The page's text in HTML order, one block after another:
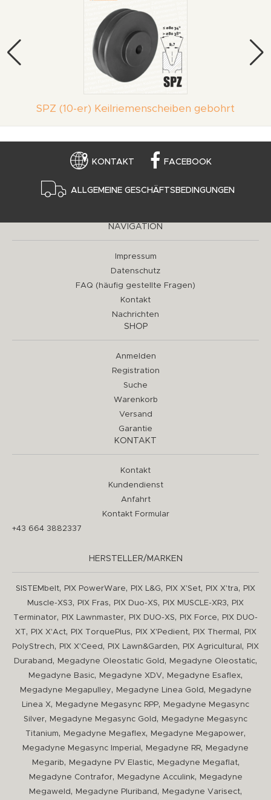
SPZ (10-er) Keilriemenscheiben gebohrt
KONTAKT FACEBOOK
ALLGEMEINE GESCHÄFTSBEDINGUNGEN
NAVIGATION
Impressum
Datenschutz
FAQ (häufig gestellte Fragen)
Kontakt
Nachrichten
SHOP
Anmelden
Registration
Suche
Warenkorb
Versand
Garantie
KONTAKT
Kontakt
Kundendienst
Anfahrt
Kontakt Formular
+43 664 3882337
HERSTELLER/MARKEN
SISTEMbelt, PIX PowerWare, PIX L&G, PIX X'Set, PIX X'tra,
PIX
Muscle-XS3, PIX Fras, PIX Duo-XS, PIX MUSCLE-XR3,
PIX
Terminator, PIX Lawnmaster, PIX DUO-XS, PIX Force,
PIX DUO-
XT, PIX X'Act, PIX TorquePlus, PIX X'Pedient, PIX Thermal ,
PIX
PolyStrech, PIX X'Ceed , PIX Lawn&Garden, PIX Agricultural ,
PIX
Duraband , Megadyne Oleostatic Gold , Megadyne Oleostatic,
Megadyne Basic, Megadyne XDV, Megadyne Esaflex,
Megadyne Megapulley, Megadyne Linea Gold ,
Megadyne
Linea X, Megadyne Megasync RPP,
Megadyne Megasync
Silver, Megadyne Megasync Gold ,
Megadyne Megasync
Titanium, Megadyne Megaflex, Megadyne Megapower,
Megadyne Megasync Imperial , Megadyne RR,
Megadyne
Megarib, Megadyne PV Elastic, Megadyne Megaflat,
Megadyne Contrafor, Megadyne Acculink,
Megadyne
Megaweld , Megadyne Pluriband , Megadyne Varisect,